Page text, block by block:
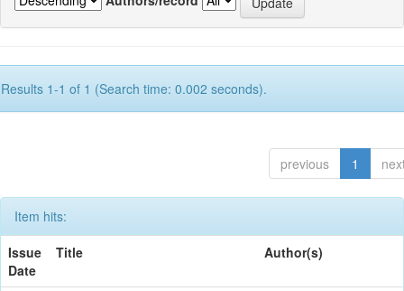
Results 1-1 of 1 (Search time: 0.002 seconds).
previous 1
Item hits:
Issue
Date
Title Author(s)